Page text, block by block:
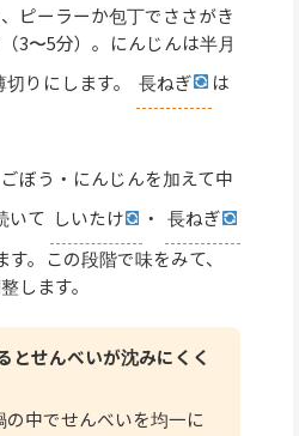
ピーラーか包丁でささがき
3〜5分）。にんじんは半月
切りにします。 長ねぎ
は
ぼう・にんじんを加えて中
いて しいたけ ・ 長ねぎ
。この段階で味をみて、
します。
とせんべいが沈みにくく
中でせんべいを均一に